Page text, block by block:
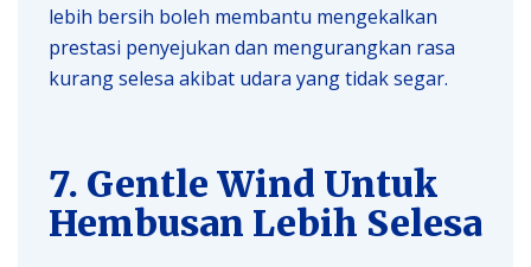
lebih bersih boleh membantu mengekalkan
prestasi penyejukan dan mengurangkan rasa
kurang selesa akibat udara yang tidak segar.
7. Gentle Wind Untuk
Hembusan Lebih Selesa